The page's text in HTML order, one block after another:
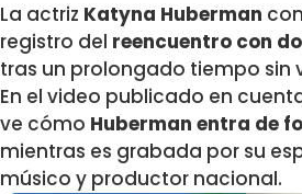
La actriz Katyna Huberman
registro del reencuentro con
tras un prolongado tiempo sin
En el video publicado en
ve cómo Huberman entra de
mientras es grabada por su
músico y productor nacional.